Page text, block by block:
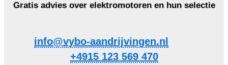
Gratis advies over elektromotoren en hun selectie
info@vybo-aandrijvingen.nl
+4915 123 569 470